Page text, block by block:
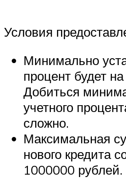
Условия
Минимально
процент будет
Добиться
учетного
сложно.
Максимальная
нового кредита
1000000 рублей.